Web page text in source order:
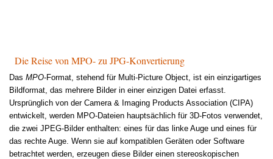
Die Reise von MPO- zu JPG-Konvertierung
Das MPO-Format, stehend für Multi-Picture Object, ist ein einzigartiges
Bildformat, das mehrere Bilder in einer einzigen Datei erfasst.
Ursprünglich von der Camera & Imaging Products Association (CIPA)
entwickelt, werden MPO-Dateien hauptsächlich für 3D-Fotos verwendet,
die zwei JPEG-Bilder enthalten: eines für das linke Auge und eines für
das rechte Auge. Wenn sie auf kompatiblen Geräten oder Software
betrachtet werden, erzeugen diese Bilder einen stereoskopischen